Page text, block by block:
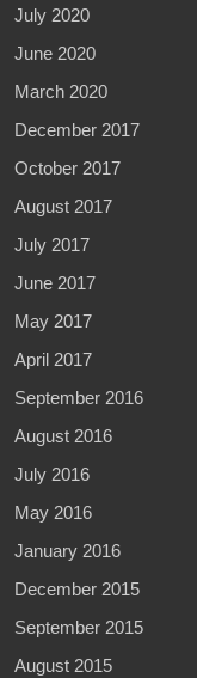
July 2020
June 2020
March 2020
December 2017
October 2017
August 2017
July 2017
June 2017
May 2017
April 2017
September 2016
August 2016
July 2016
May 2016
January 2016
December 2015
September 2015
August 2015